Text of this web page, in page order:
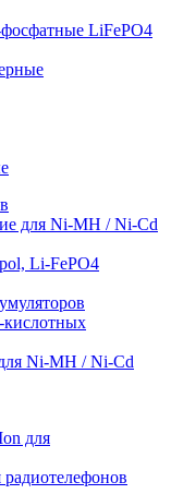
LiFePO4
для Ni-MH / Ni-Cd
Li-FePO4
кислотных
Ni-MH / Ni-Cd
для